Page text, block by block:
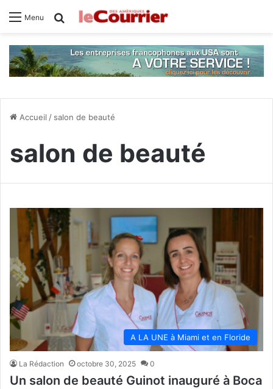
Menu Rechercher
Accueil / salon de beauté
salon de beauté
A LA UNE à Miami et en Floride
La Rédaction octobre 30, 2025 0
Un salon de beauté Guinot inauguré à Boca